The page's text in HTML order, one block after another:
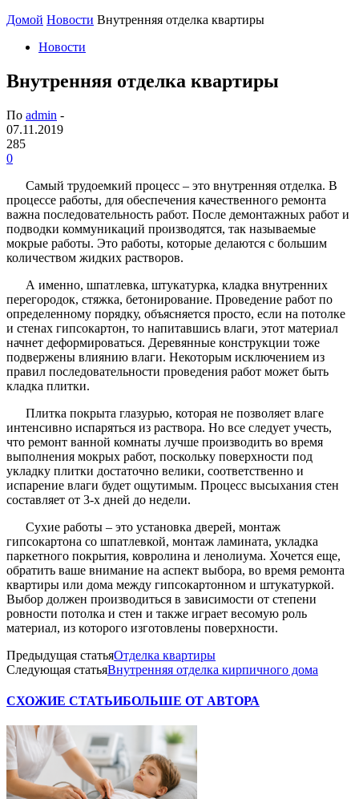
Домой Новости Внутренняя отделка квартиры
Новости
Внутренняя отделка квартиры
По admin -
07.11.2019
285
0
Самый трудоемкий процесс – это внутренняя отделка. В
процессе работы, для обеспечения качественного ремонта
важна последовательность работ. После демонтажных работ и
подводки коммуникаций производятся, так называемые
мокрые работы. Это работы, которые делаются с большим
количеством жидких растворов.
А именно, шпатлевка, штукатурка, кладка внутренних
перегородок, стяжка, бетонирование. Проведение работ по
определенному порядку, объясняется просто, если на потолке
и стенах гипсокартон, то напитавшись влаги, этот материал
начнет деформироваться. Деревянные конструкции тоже
подвержены влиянию влаги. Некоторым исключением из
правил последовательности проведения работ может быть
кладка плитки.
Плитка покрыта глазурью, которая не позволяет влаге
интенсивно испаряться из раствора. Но все следует учесть,
что ремонт ванной комнаты лучше производить во время
выполнения мокрых работ, поскольку поверхности под
укладку плитки достаточно велики, соответственно и
испарение влаги будет ощутимым. Процесс высыхания стен
составляет от 3-х дней до недели.
Сухие работы – это установка дверей, монтаж
гипсокартона со шпатлевкой, монтаж ламината, укладка
паркетного покрытия, ковролина и ленолиума. Хочется еще,
обратить ваше внимание на аспект выбора, во время ремонта
квартиры или дома между гипсокартонном и штукатуркой.
Выбор должен производиться в зависимости от степени
ровности потолка и стен и также играет весомую роль
материал, из которого изготовлены поверхности.
Предыдущая статьяОтделка квартиры
Следующая статьяВнутренняя отделка кирпичного дома
СХОЖИЕ СТАТЬИБОЛЬШЕ ОТ АВТОРА